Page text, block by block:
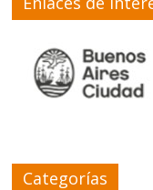
Categorías